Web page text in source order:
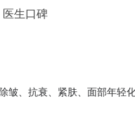
医生口碑
皱、抗衰、紧肤、面部年轻